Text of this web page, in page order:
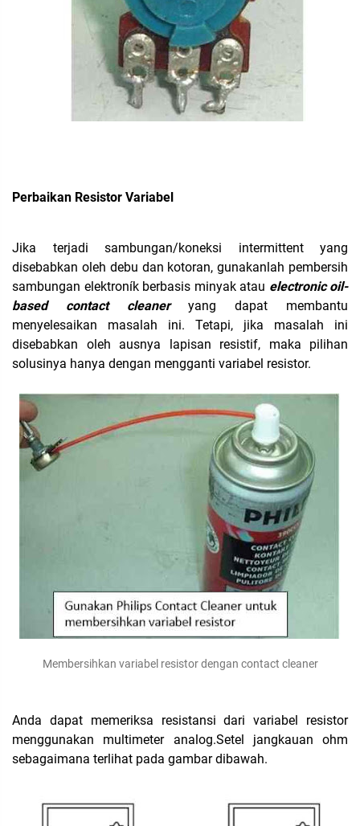
Perbaikan Resistor Variabel
Jika terjadi sambungan/koneksi intermittent yang
disebabkan oleh debu dan kotoran, gunakanlah pembersih
sambungan elektroník berbasis minyak atau electronic oil-
based contact cleaneryang dapat membantu
menyelesaikan masalah ini. Tetapi, jika masalah ini
disebabkan oleh ausnya lapisan resistif, maka pilihan
solusinya hanya dengan mengganti variabel resistor.
Membersihkan variabel resistor dengan contact cleaner
Anda dapat memeriksa resistansi dari variabel resistor
menggunakan multimeter analog.Setel jangkauan ohm
sebagaimana terlihat pada gambar dibawah.